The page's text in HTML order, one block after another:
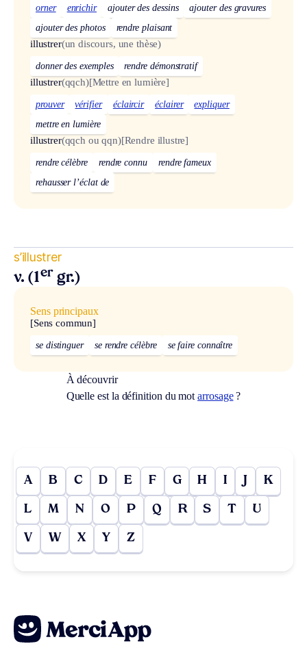
orner enrichir ajouter des dessins
ajouter des gravures
ajouter des photos
rendre plaisant
illustrer(un discours, une thèse)
donner des exemples rendre démonstratif
illustrer(qqch)[Mettre en lumière]
prouver vérifier éclaircir éclairer
expliquer
mettre en lumière
illustrer(qqch ou qqn)[Rendre illustre]
rendre célèbre rendre connu
rendre fameux
rehausser l’éclat de
s’illustrer
v. (1er gr.)
Sens principaux
[Sens commun]
se distinguer se rendre célèbre se faire connaître
À découvrir
Quelle est la définition du motarrosage?
A B C D E F G H I J K
L M N O P Q R S T U
V W X Y Z